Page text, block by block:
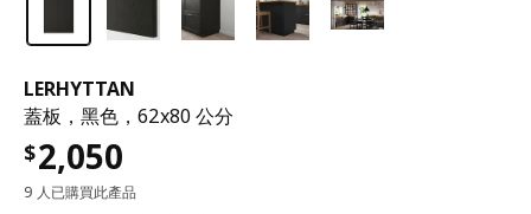
LERHYTTAN
蓋板，黑色，62x80 公分
$2,050
9 人已購買此產品